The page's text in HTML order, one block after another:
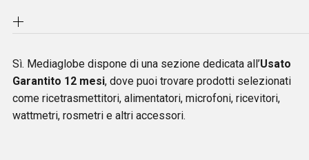
Sì. Mediaglobe dispone di una sezione dedicata all’Usato
Garantito 12 mesi, dove puoi trovare prodotti selezionati
come ricetrasmettitori, alimentatori, microfoni, ricevitori,
wattmetri, rosmetri e altri accessori.